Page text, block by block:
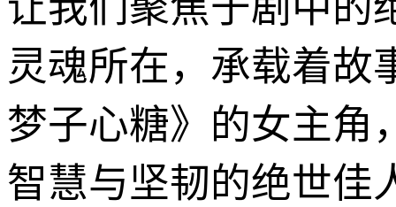
灵魂所在，承载着故
梦子心糖》的女主角
智慧与坚韧的绝世佳